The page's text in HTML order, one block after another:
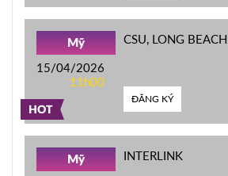
HOT
Mỹ
15/04/2026
11h00
CSU, LONG BEACH
ĐĂNG KÝ
Mỹ INTERLINK